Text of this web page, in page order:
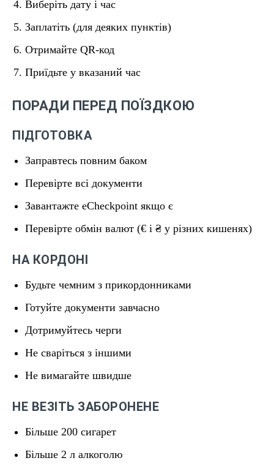
Виберіть дату і час
Заплатіть (для деяких пунктів)
Отримайте QR-код
Приїдьте у вказаний час
ПОРАДИ ПЕРЕД ПОЇЗДКОЮ
ПІДГОТОВКА
Заправтесь повним баком
Перевірте всі документи
Завантажте eCheckpoint якщо є
Перевірте обмін валют (€ і ₴ у різних кишенях)
НА КОРДОНІ
Будьте чемним з прикордонниками
Готуйте документи завчасно
Дотримуйтесь черги
Не сваріться з іншими
Не вимагайте швидше
НЕ ВЕЗІТЬ ЗАБОРОНЕНЕ
Більше 200 сигарет
Більше 2 л алкоголю